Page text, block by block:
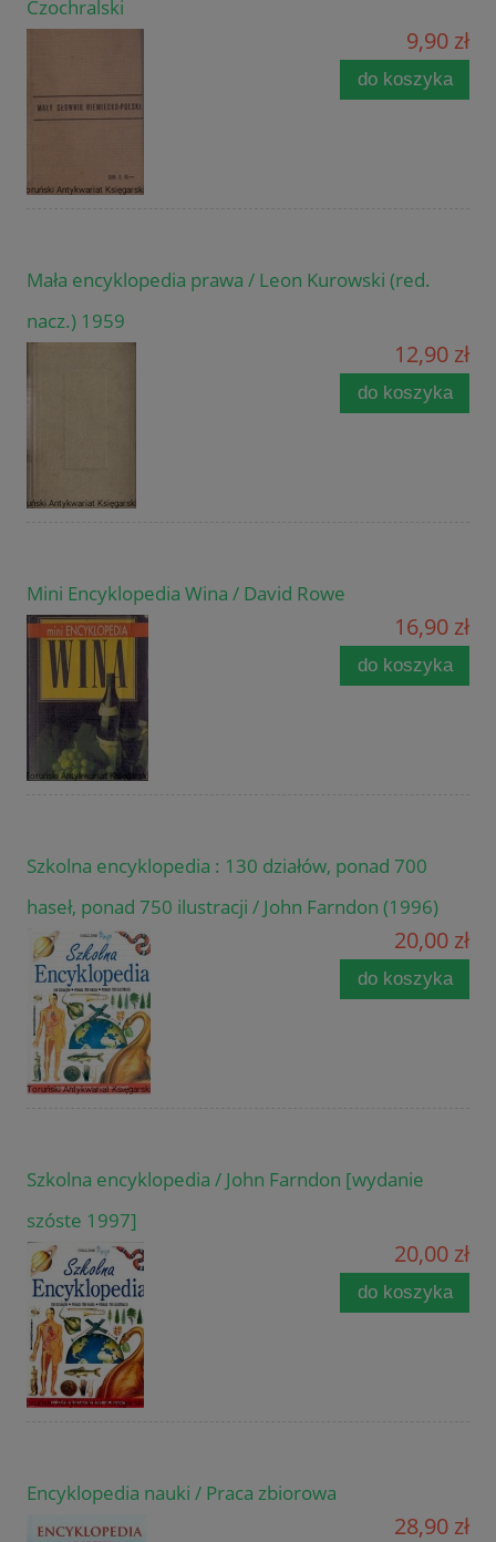
Czochralski
9,90 zł
do koszyka
Mała encyklopedia prawa / Leon Kurowski (red.
nacz.) 1959
12,90 zł
do koszyka
Mini Encyklopedia Wina / David Rowe
16,90 zł
do koszyka
Szkolna encyklopedia : 130 działów, ponad 700
haseł, ponad 750 ilustracji / John Farndon (1996)
20,00 zł
do koszyka
Szkolna encyklopedia / John Farndon [wydanie
szóste 1997]
20,00 zł
do koszyka
Encyklopedia nauki / Praca zbiorowa
28,90 zł